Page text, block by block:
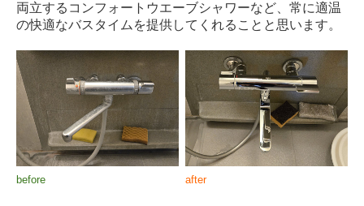
両立するコンフォートウエーブシャワーなど、常に適温
の快適なバスタイムを提供してくれることと思います。
before after